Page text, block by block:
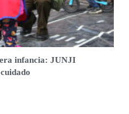
infancia: JUNJI